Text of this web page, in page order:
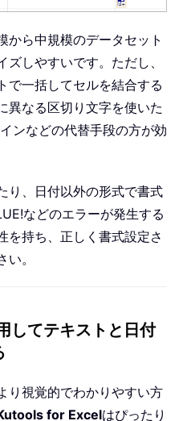
から中規模のデータセット
しやすいです。ただし、
で一括してセルを結合する
異なる区切り文字を使いた
ンなどの代替手段の方が効
り、日付以外の形式で書式
などのエラーが発生する
を持ち、正しく書式設定さ
。
してテキストと日付
り視覚的でわかりやすい方
for Excelはぴったり